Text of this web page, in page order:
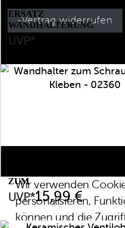
ERSATZ
WANDHALTERUNG
INKL. SCHRAUBE
UND DÜBEL - 00538
Preis
UVP*
ZUM
SCHRAUBEN
UND KLEBEN
- 02360
Preis
UVP*15,99 €
Vertrag widerrufen
* Die Preise verstehen sich als
Wir verwenden
personalisieren,
können und die